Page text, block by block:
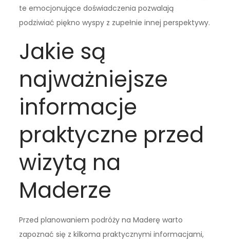
te emocjonujące doświadczenia pozwalają
podziwiać piękno wyspy z zupełnie innej perspektywy.
Jakie są
najważniejsze
informacje
praktyczne przed
wizytą na
Maderze
Przed planowaniem podróży na Maderę warto
zapoznać się z kilkoma praktycznymi informacjami,